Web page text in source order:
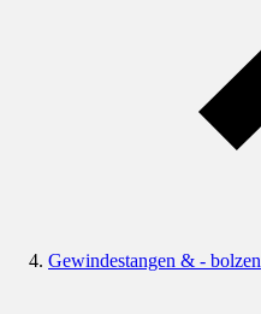
Gewindestangen & - bolzen